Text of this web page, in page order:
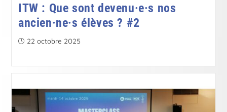
ITW : Que sont devenu·e·s nos
ancien·ne·s élèves ? #2
Publication
22 octobre 2025